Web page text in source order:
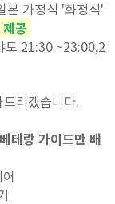
본 가정식 '화정식'
공
도 21:30 ~23:00,2
리겠습니다.
테랑 가이드만 배